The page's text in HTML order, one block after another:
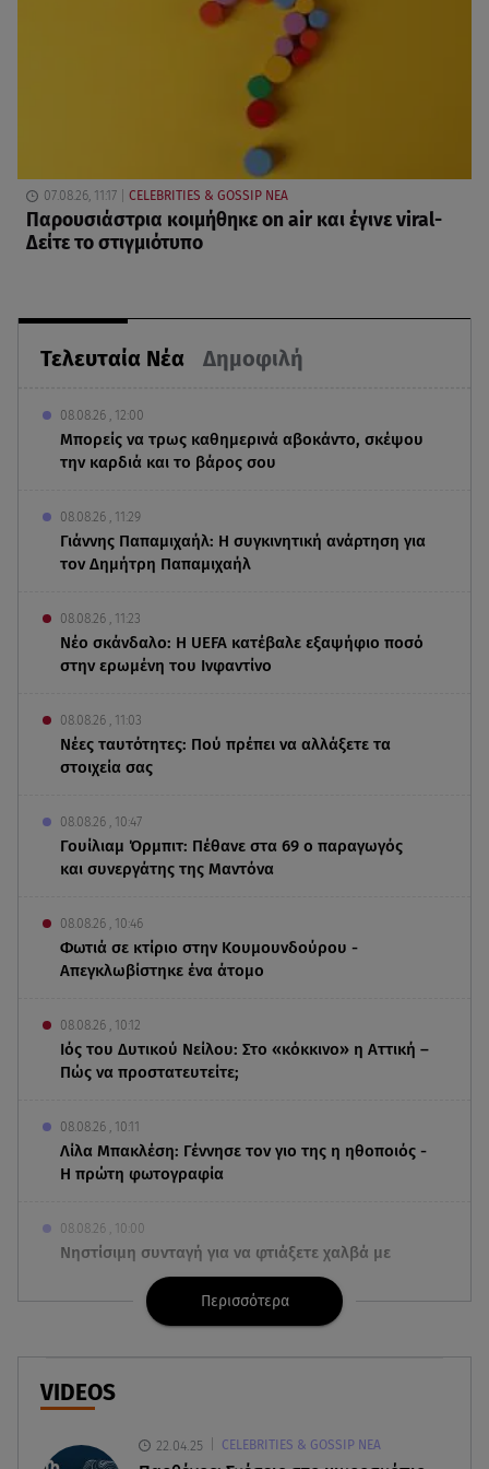
Τελευταία Νέα Δημοφιλή
08.08.26 , 12:00
Μπορείς να τρως καθημερινά αβοκάντο, σκέψου
την καρδιά και το βάρος σου
08.08.26 , 11:29
Γιάννης Παπαμιχαήλ: Η συγκινητική ανάρτηση για
τον Δημήτρη Παπαμιχαήλ
08.08.26 , 11:23
Νέο σκάνδαλο: Η UEFA κατέβαλε εξαψήφιο ποσό
στην ερωμένη του Ινφαντίνο
08.08.26 , 11:03
Νέες ταυτότητες: Πού πρέπει να αλλάξετε τα
στοιχεία σας
08.08.26 , 10:47
Γουίλιαμ Όρμπιτ: Πέθανε στα 69 ο παραγωγός
και συνεργάτης της Μαντόνα
08.08.26 , 10:46
Φωτιά σε κτίριο στην Κουμουνδούρου -
Απεγκλωβίστηκε ένα άτομο
08.08.26 , 10:12
Ιός του Δυτικού Νείλου: Στο «κόκκινο» η Αττική –
Πώς να προστατευτείτε;
08.08.26 , 10:11
Λίλα Μπακλέση: Γέννησε τον γιο της η ηθοποιός -
Η πρώτη φωτογραφία
08.08.26 , 10:00
Νηστίσιμη συνταγή για να φτιάξετε χαλβά με
σοκολάτα και πορτοκάλι
Φωτιά Αττικοβοιωτία: Απελευθερώθηκε ενέργεια
BMW: Οι πωλήσεις και η συμφωνία με τους
Περισσότερα
VIDEOS
22.04.25 CELEBRITIES & GOSSIP ΝΕΑ
07.08.26, 11:17 CELEBRITIES & GOSSIP ΝΕΑ
Παρουσιάστρια κοιμήθηκε on air και έγινε viral-
Δείτε το στιγμιότυπο